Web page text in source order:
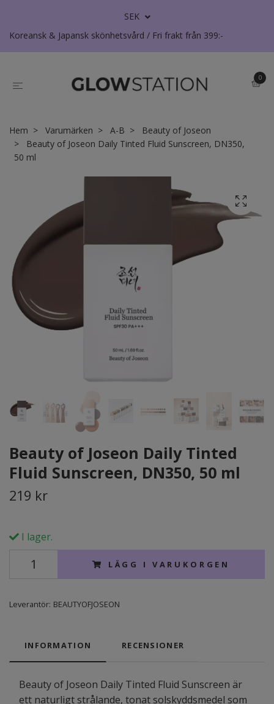
SEK
Koreansk & Japansk skönhetsvård / Fri frakt från 399:-
0
Hem Varumärken A-B
Beauty of Joseon
Beauty of Joseon Daily Tinted Fluid Sunscreen, DN350,
50 ml
Beauty of Joseon Daily Tinted
Fluid Sunscreen, DN350, 50 ml
219 kr
I lager.
LÄGG I VARUKORGEN
Leverantör: BEAUTYOFJOSEON
INFORMATION RECENSIONER
Beauty of Joseon Daily Tinted Fluid Sunscreen är
ett naturligt strålande, tonat solskyddsmedel som